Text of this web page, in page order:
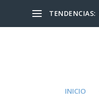
TENDENCIAS:
INICIO